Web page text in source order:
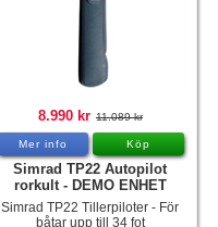
8.990 kr 11.089 kr
Mer info Köp
Simrad TP22 Autopilot
rorkult - DEMO ENHET
Simrad TP22 Tillerpiloter - För
båtar upp till 34 fot